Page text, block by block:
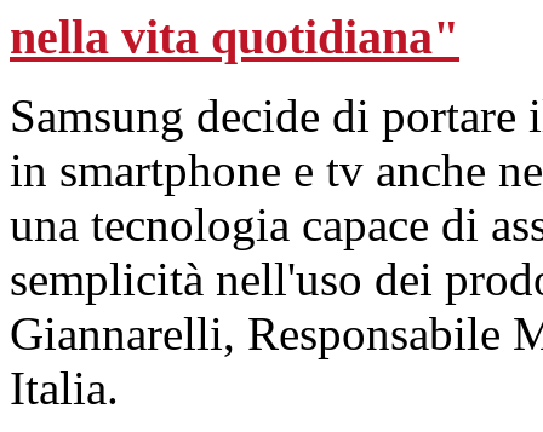
nella vita quotidiana"
Samsung decide di
in smartphone e tv anche
una tecnologia capace di
semplicità nell'uso dei
Giannarelli, Responsabile
Italia.